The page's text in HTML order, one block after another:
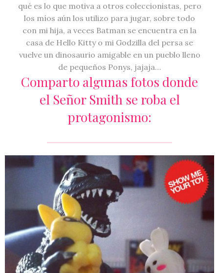
qué es lo que motiva a otros coleccionistas, pero
los míos aún los utilizo para jugar, sobre todo
con mi hija, a veces Batman se encuentra en la
casa de Hello Kitty o mi Godzilla del persa se
vuelve un dinosaurio amigable en un pueblo lleno
de pequeños Ponys, jajaja…
Comparto algunas fotos donde
el Señor Smith se roba el
protagonismo: